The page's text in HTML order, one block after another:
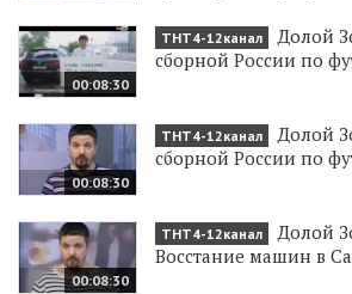
00:08:30
ТНТ4-12канал
Долой
сборной России по
00:08:30
ТНТ4-12канал
Долой
сборной России по
00:08:30
ТНТ4-12канал
Долой
Восстание машин в